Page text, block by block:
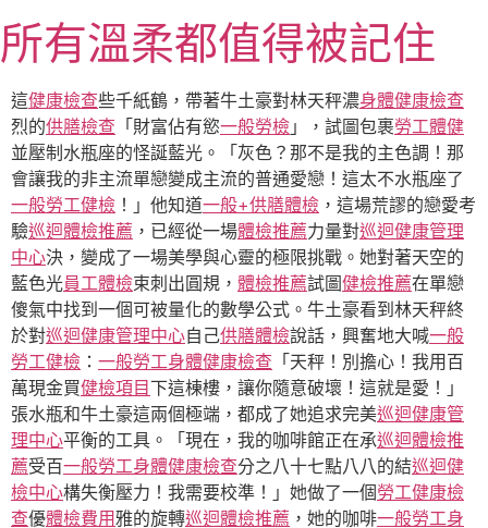
至
主
要
內
容
所有溫柔都值得被記住
這健康檢查些千紙鶴，帶著牛土豪對林天秤濃身體健康檢查
烈的供膳檢查 「財富佔有慾一般勞檢 」，試圖包裹勞工體健
並壓制水瓶座的怪誕藍光。「灰色？那不是我的主色調！那
會讓我的非主流單戀變成主流的普通愛戀！這太不水瓶座了
一般勞工健檢 ！」他知道一般+供膳體檢 ，這場荒謬的戀愛考
驗巡迴體檢推薦 ，已經從一場體檢推薦力量對巡迴健康管理
中心決，變成了一場美學與心靈的極限挑戰。她對著天空的
藍色光員工體檢束刺出圓規， 體檢推薦試圖健檢推薦在單戀
傻氣中找到一個可被量化的數學公式。牛土豪看到林天秤終
於對巡迴健康管理中心自己供膳體檢說話，興奮地大喊一般
勞工健檢 ： 一般勞工身體健康檢查 「天秤！別擔心！我用百
萬現金買健檢項目下這棟樓，讓你隨意破壞！這就是愛！」
張水瓶和牛土豪這兩個極端，都成了她追求完美巡迴健康管
理中心平衡的工具。「現在，我的咖啡館正在承巡迴體檢推
薦受百一般勞工身體健康檢查分之八十七點八八的結巡迴健
檢中心構失衡壓力！我需要校準！」她做了一個勞工健康檢
查優體檢費用雅的旋轉巡迴體檢推薦 ，她的咖啡一般勞工身